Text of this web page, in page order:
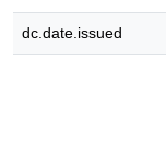
dc.date.issued